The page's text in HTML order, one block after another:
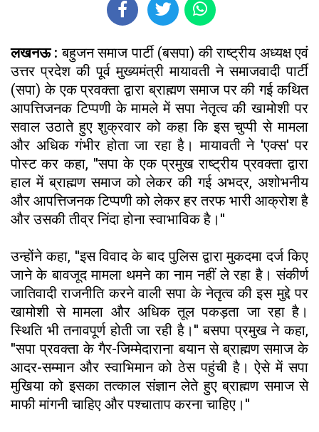
लखनऊ :बहुजन समाज पार्टी (बसपा) की राष्ट्रीय अध्यक्ष एवं
उत्तर प्रदेश की पूर्व मुख्यमंत्री मायावती ने समाजवादी पार्टी
(सपा) के एक प्रवक्ता द्वारा ब्राह्मण समाज पर की गई कथित
आपत्तिजनक टिप्पणी के मामले में सपा नेतृत्व की खामोशी पर
सवाल उठाते हुए शुक्रवार को कहा कि इस चुप्पी से मामला
और अधिक गंभीर होता जा रहा है। मायावती ने 'एक्स' पर
पोस्ट कर कहा, ''सपा के एक प्रमुख राष्ट्रीय प्रवक्ता द्वारा
हाल में ब्राह्मण समाज को लेकर की गई अभद्र, अशोभनीय
और आपत्तिजनक टिप्पणी को लेकर हर तरफ भारी आक्रोश है
और उसकी तीव्र निंदा होना स्वाभाविक है।''
उन्होंने कहा, ''इस विवाद के बाद पुलिस द्वारा मुकदमा दर्ज किए
जाने के बावजूद मामला थमने का नाम नहीं ले रहा है। संकीर्ण
जातिवादी राजनीति करने वाली सपा के नेतृत्व की इस मुद्दे पर
खामोशी से मामला और अधिक तूल पकड़ता जा रहा है।
स्थिति भी तनावपूर्ण होती जा रही है।'' बसपा प्रमुख ने कहा,
''सपा प्रवक्ता के गैर-जिम्मेदाराना बयान से ब्राह्मण समाज के
आदर-सम्मान और स्वाभिमान को ठेस पहुंची है। ऐसे में सपा
मुखिया को इसका तत्काल संज्ञान लेते हुए ब्राह्मण समाज से
माफी मांगनी चाहिए और पश्चाताप करना चाहिए।''